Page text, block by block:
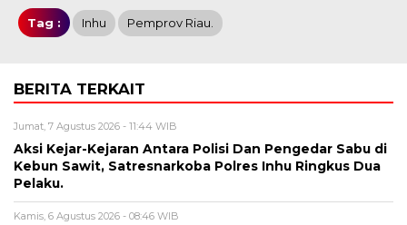
Tag : Inhu Pemprov Riau.
BERITA TERKAIT
Jumat, 7 Agustus 2026 - 11:44 WIB
Aksi Kejar-Kejaran Antara Polisi Dan Pengedar Sabu di
Kebun Sawit, Satresnarkoba Polres Inhu Ringkus Dua
Pelaku.
Kamis, 6 Agustus 2026 - 08:46 WIB